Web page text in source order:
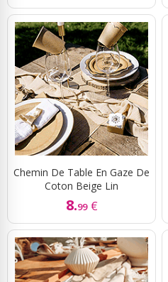
Chemin De Table En Gaze De
Coton Beige Lin
8.99 €